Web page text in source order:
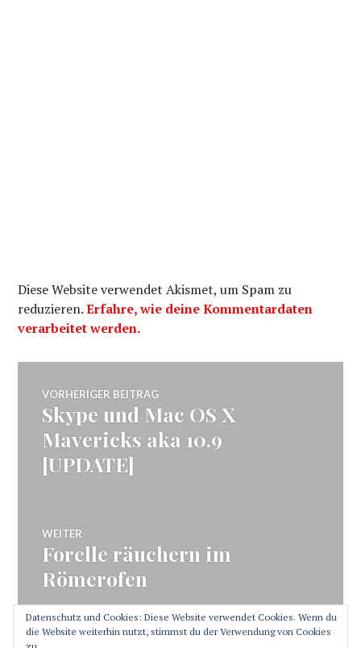
Diese Website verwendet Akismet, um Spam zu
reduzieren.Erfahre, wie deine Kommentardaten
verarbeitet werden.
Beitragsnavigation
VORHERIGER BEITRAG
Vorheriger
Beitrag:
Skype und Mac OS X
Mavericks aka 10.9
[UPDATE]
WEITER
Nächster
Beitrag:
Forelle räuchern im
Römerofen
Datenschutz und Cookies: Diese Website verwendet Cookies. Wenn du
die Website weiterhin nutzt, stimmst du der Verwendung von Cookies